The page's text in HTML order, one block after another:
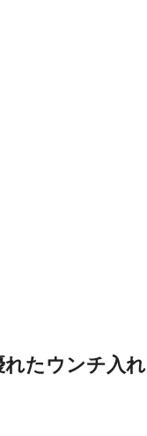
れたウンチ入れ